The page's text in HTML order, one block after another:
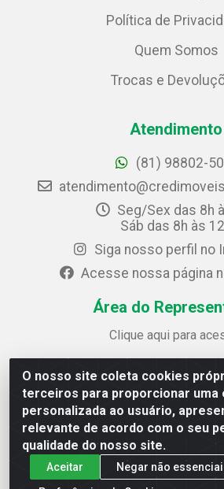
O nosso site coleta cookies
terceiros para proporcionar uma
personalizada ao usuário,
relevante de acordo com o seu
qualidade do nosso site.
Aceitar
Negar não
Política de
Quem Somos
Trocas e
Atendimento
(81) 98802-
Seg/Sex das 8h
Sáb das 8h às
Siga nosso perfil no
Acesse nossa página
Área do
Clique aqui para
Credimóveis Novolar
Rua José Alves Bezerra, 430 -
Guararapes / PE - CEP
CNPJ: 09.930.165/